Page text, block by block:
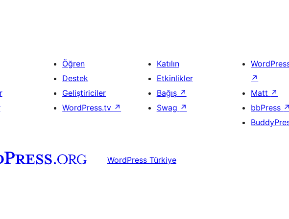
Öğren
Destek
Geliştiriciler
WordPress.tv ↗
Katılın
Etkinlikler
Bağış ↗
Swag ↗
↗
Matt ↗
bbPress ↗
WordPress Türkiye